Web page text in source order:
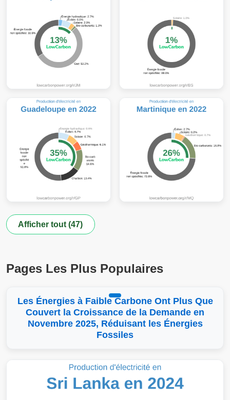
Afficher tout (47)
Pages Les Plus Populaires
Les Énergies à Faible Carbone Ont Plus Que
Couvert la Croissance de la Demande en
Novembre 2025, Réduisant les Énergies
Fossiles